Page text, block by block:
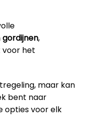
gordijnen,
voor het
maar kan
bent naar
opties voor elk